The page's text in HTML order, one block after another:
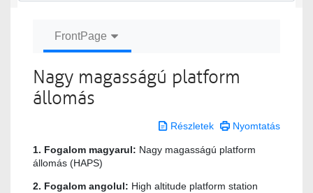
FrontPage
Nagy magasságú platform
állomás
Részletek Nyomtatás
1. Fogalom magyarul: Nagy magasságú platform
állomás (HAPS)
2. Fogalom angolul: High altitude platform station